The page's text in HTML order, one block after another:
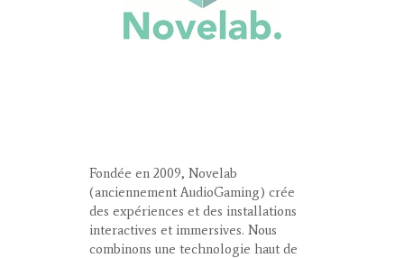
Fondée en 2009, Novelab
(anciennement AudioGaming) crée
des expériences et des installations
interactives et immersives. Nous
combinons une technologie haut de